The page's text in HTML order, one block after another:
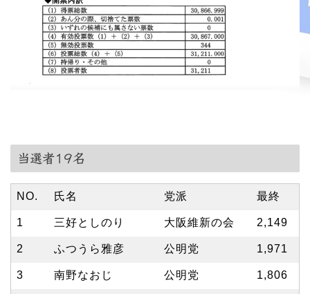
当選者19名
NO. 氏名 党派 最終
1 三好としのり 大阪維新の会 2,149
2 ふつうら雅彦 公明党 1,971
3 南野なおじ 公明党 1,806